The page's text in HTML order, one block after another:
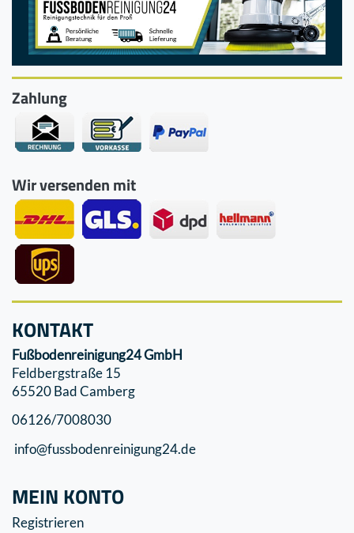
Zahlung
Wir versenden mit
KONTAKT
Fußbodenreinigung24 GmbH
Feldbergstraße 15
65520 Bad Camberg
06126/7008030
info@fussbodenreinigung24.de
MEIN KONTO
Registrieren